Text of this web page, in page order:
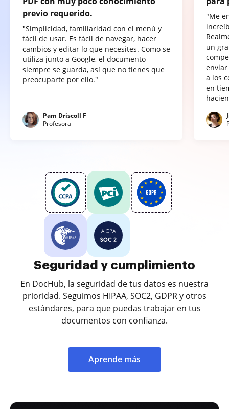
previo requerido.
"Simplicidad, familiaridad con el menú y
fácil de usar. Es fácil de navegar, hacer
cambios y editar lo que necesites. Como se
utiliza junto a Google, el documento
siempre se guarda, así que no tienes que
preocuparte por ello."
Pam Driscoll F
Profesora
"Me
un
a los
en
Seguridad y cumplimiento
En DocHub, la seguridad de tus datos es nuestra
prioridad. Seguimos HIPAA, SOC2, GDPR y otros
estándares, para que puedas trabajar en tus
documentos con confianza.
Aprende más